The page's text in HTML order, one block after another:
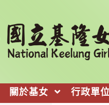
關於基女 行政單位